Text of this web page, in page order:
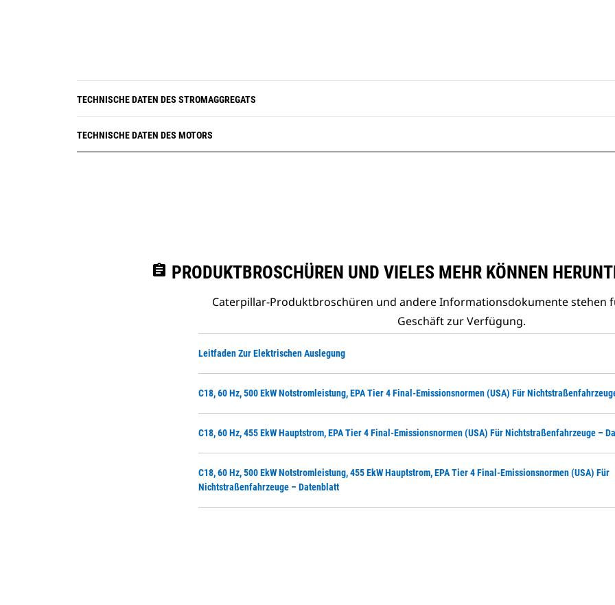
TECHNISCHE DATEN DES STROMAGGREGATS
TECHNISCHE DATEN DES MOTORS
assignment PRODUKTBROSCHÜREN UND VIELES MEHR KÖNNEN
Caterpillar-Produktbroschüren und andere Informationsdokumente stehen
Geschäft zur Verfügung.
Leitfaden Zur Elektrischen Auslegung
C18, 60 Hz, 500 EkW Notstromleistung, EPA Tier 4 Final-Emissionsnormen (USA) Für
C18, 60 Hz, 455 EkW Hauptstrom, EPA Tier 4 Final-Emissionsnormen (USA) Für Nichtstraßenfahrzeuge –
C18, 60 Hz, 500 EkW Notstromleistung, 455 EkW Hauptstrom, EPA Tier 4 Final-Emissionsnormen (USA) Für
Nichtstraßenfahrzeuge – Datenblatt